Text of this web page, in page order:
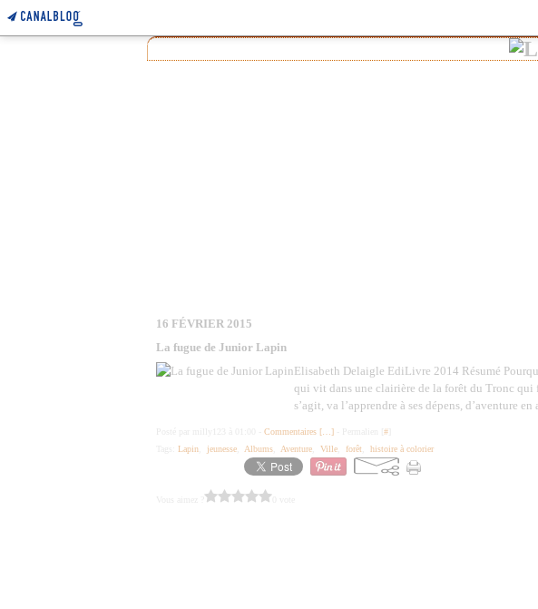
16 FÉVRIER 2015
La fugue de Junior Lapin
Elisabeth Delaigle EdiLivre 2014 Résumé
qui vit dans une clairière de la forêt du Tronc qui
s’agit, va l’apprendre à ses dépens, d’aventure en
Commentaires [ ] #
Lapin jeunesse Albums Aventure Ville forêt histoire à colorier
Vous aimez ?